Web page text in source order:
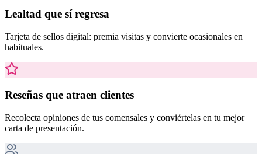
Lealtad que sí regresa
Tarjeta de sellos digital: premia visitas y convierte ocasionales en
habituales.
Reseñas que atraen clientes
Recolecta opiniones de tus comensales y conviértelas en tu mejor
carta de presentación.